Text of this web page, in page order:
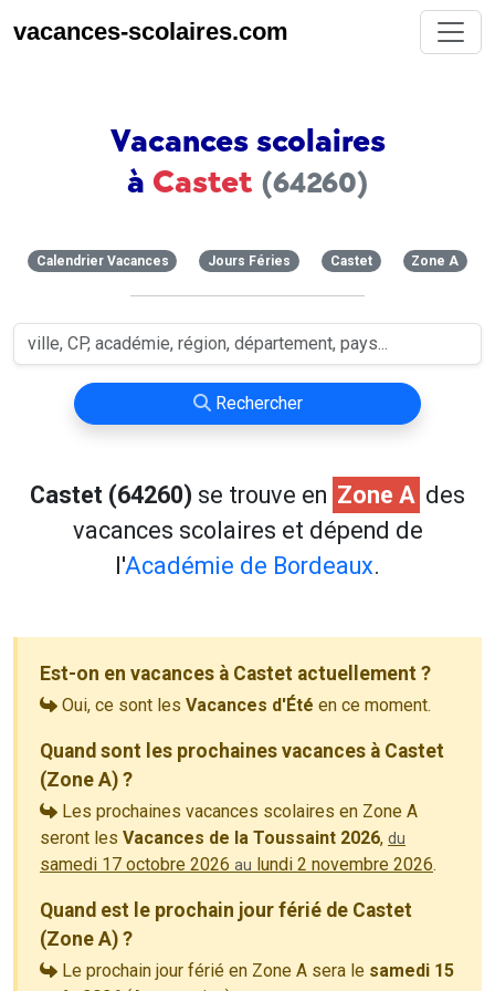
vacances-scolaires.com
Vacances scolaires
à Castet (64260)
Calendrier Vacances Jours Féries Castet Zone A
Rechercher
Castet (64260) se trouve en Zone A des
vacances scolaires et dépend de
l'Académie de Bordeaux.
Est-on en vacances à Castet actuellement ?
Oui, ce sont les Vacances d'Été en ce moment.
Quand sont les prochaines vacances à Castet
(Zone A) ?
Les prochaines vacances scolaires en Zone A
seront les Vacances de la Toussaint 2026, du
samedi 17 octobre 2026 au lundi 2 novembre 2026.
Quand est le prochain jour férié de Castet
(Zone A) ?
Le prochain jour férié en Zone A sera le samedi 15